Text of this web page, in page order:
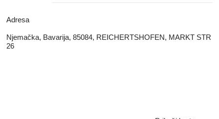
Adresa
Njemačka, Bavarija, 85084, REICHERTSHOFEN, MARKT STR
26